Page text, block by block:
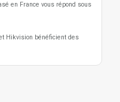
en France vous répond sous
Hikvision bénéficient des